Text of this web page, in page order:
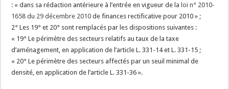
: « dans sa rédaction antérieure à l’entrée en vigueur de la loi n° 2010-
1658 du 29 décembre 2010 de finances rectificative pour 2010 » ;
2° Les 19° et 20° sont remplacés par les dispositions suivantes :
« 19° Le périmètre des secteurs relatifs au taux de la taxe
d’aménagement, en application de l’article L. 331-14 et L. 331-15 ;
« 20° Le périmètre des secteurs affectés par un seuil minimal de
densité, en application de l’article L. 331-36 ».